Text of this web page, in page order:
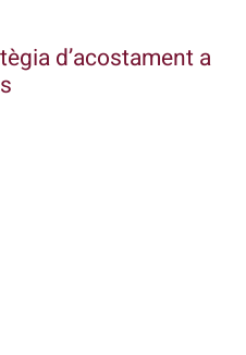
d’acostament a